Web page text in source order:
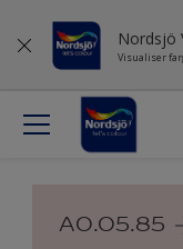
Nordsjö
Visualiser
A0.05.85